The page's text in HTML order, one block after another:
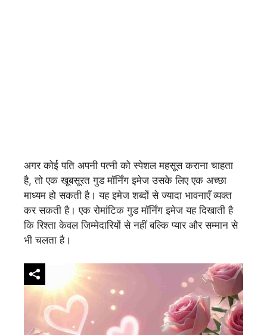
अगर कोई पति अपनी पत्नी को स्पेशल महसूस कराना चाहता
है, तो एक खूबसूरत गुड मॉर्निंग इमेज उसके लिए एक अच्छा
माध्यम हो सकती है। यह इमेज शब्दों से ज्यादा भावनाएँ व्यक्त
कर सकती है। एक रोमांटिक गुड मॉर्निंग इमेज यह दिखाती है
कि रिश्ता केवल जिम्मेदारियों से नहीं बल्कि प्यार और सम्मान से
भी चलता है।